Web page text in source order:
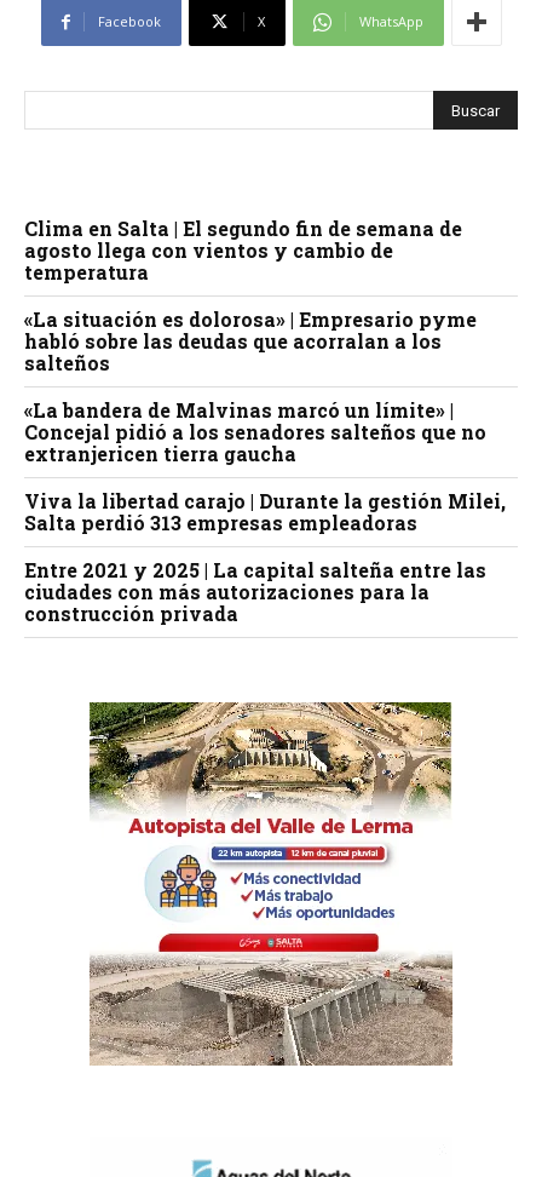
Facebook X WhatsApp
Clima en Salta | El segundo fin de semana de
agosto llega con vientos y cambio de
temperatura
«La situación es dolorosa» | Empresario pyme
habló sobre las deudas que acorralan a los
salteños
«La bandera de Malvinas marcó un límite» |
Concejal pidió a los senadores salteños que no
extranjericen tierra gaucha
Viva la libertad carajo | Durante la gestión Milei,
Salta perdió 313 empresas empleadoras
Entre 2021 y 2025 | La capital salteña entre las
ciudades con más autorizaciones para la
construcción privada